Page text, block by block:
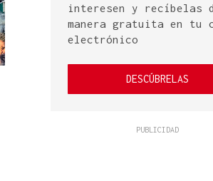
interesen y recíbelas
manera gratuita en tu
electrónico
DESCÚBRELAS